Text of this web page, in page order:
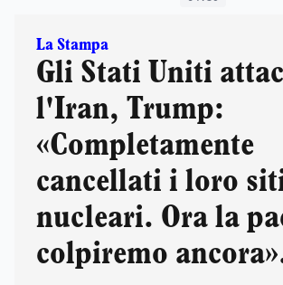
La Stampa
Gli Stati Uniti
l'Iran, Trump:
«Completamente
cancellati i loro
nucleari. Ora la
colpiremo